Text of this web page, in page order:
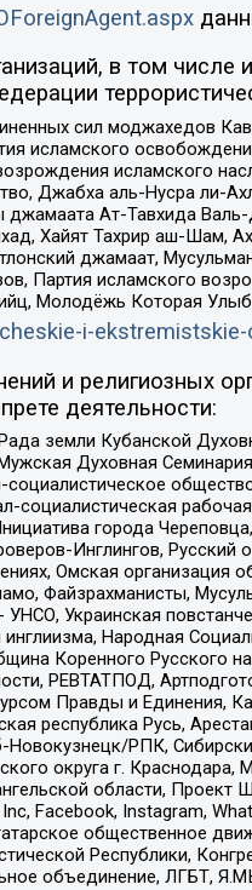
в том числе
сил моджахедов
исламского
исламского
Джабха аль-Нусра ли-
Ат-Тавхида
Хайят Тахрир аш-Шам,
джамаат,
Партия исламского
Молодёжь Которая
i-ekstremistskie-
и религиозных
деятельности:
земли Кубанской
Духовная
социалистическое
социалистическая
города
Инглингов,
Омская организация
Файзрахманисты,
Украинская
Народная
Коренного Русского
РЕВТАТПОД,
Правды и Единения,
республика Русь,
Новокузнецк/РПК,
округа г.
области, Проект
Facebook, Instagram,
общественное
Республики,
объединение, ЛГБТ,